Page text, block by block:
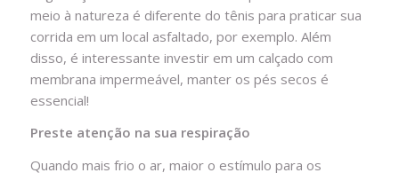
meio à natureza é diferente do tênis para praticar sua
corrida em um local asfaltado, por exemplo. Além
disso, é interessante investir em um calçado com
membrana impermeável, manter os pés secos é
essencial!
Preste atenção na sua respiração
Quando mais frio o ar, maior o estímulo para os